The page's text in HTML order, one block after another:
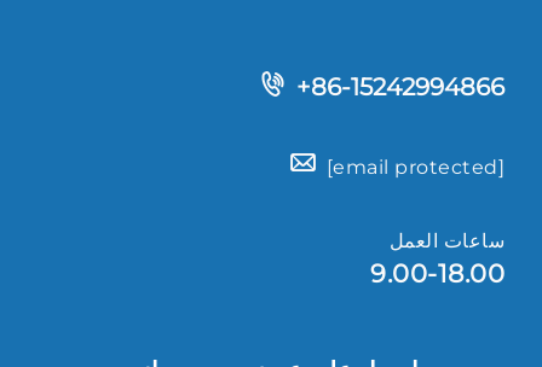
+86-15242994866
[email protected]
ساعات العمل
9.00-18.00